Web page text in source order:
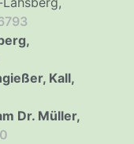
Kall,
Dr. Müller,